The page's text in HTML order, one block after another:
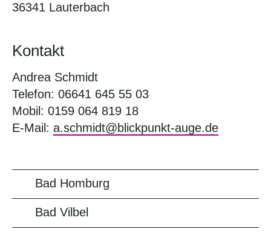
36341 Lauterbach
Kontakt
Andrea Schmidt
Telefon: 06641 645 55 03
Mobil: 0159 064 819 18
E-Mail: a.schmidt@blickpunkt-auge.de
Bad Homburg
Bad Vilbel